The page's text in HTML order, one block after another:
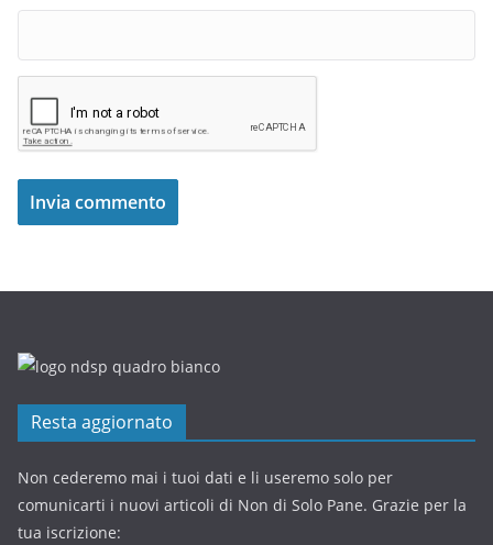
Resta aggiornato
Non cederemo mai i tuoi dati e li useremo solo per
comunicarti i nuovi articoli di Non di Solo Pane. Grazie per la
tua iscrizione: